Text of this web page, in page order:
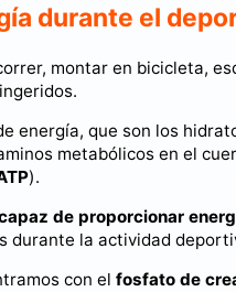
durante el
montar en bicicleta,
energía, que son los
metabólicos en el
).
de proporcionar
durante la actividad
con el fosfato de